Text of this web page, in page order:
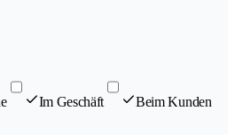
Im Geschäft Beim Kunden